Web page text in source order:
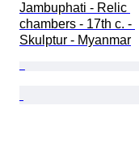
Jambuphati - Relic
chambers - 17th c. -
Skulptur - Myanmar